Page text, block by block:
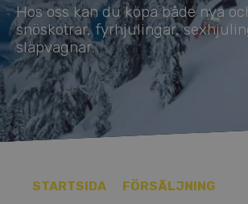
Hos oss kan du köpa både nya
snöskotrar, fyrhjulingar,
släpvagnar.
STARTSIDA FÖRSÄLJNING